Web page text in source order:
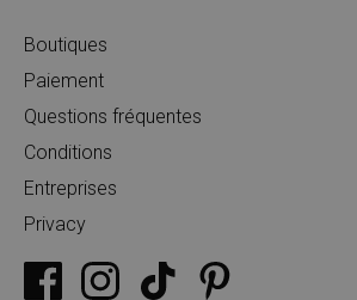
Boutiques
Paiement
Questions fréquentes
Conditions
Entreprises
Privacy